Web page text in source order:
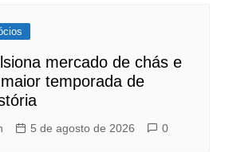
mercado de chás e
temporada de
5 de agosto de 2026 0